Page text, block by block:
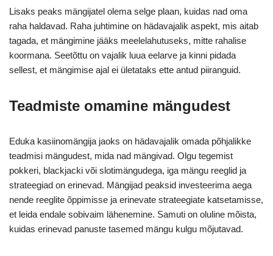
Lisaks peaks mängijatel olema selge plaan, kuidas nad oma
raha haldavad. Raha juhtimine on hädavajalik aspekt, mis aitab
tagada, et mängimine jääks meelelahutuseks, mitte rahalise
koormana. Seetõttu on vajalik luua eelarve ja kinni pidada
sellest, et mängimise ajal ei ületataks ette antud piiranguid.
Teadmiste omamine mängudest
Eduka kasiinomängija jaoks on hädavajalik omada põhjalikke
teadmisi mängudest, mida nad mängivad. Olgu tegemist
pokkeri, blackjacki või slotimängudega, iga mängu reeglid ja
strateegiad on erinevad. Mängijad peaksid investeerima aega
nende reeglite õppimisse ja erinevate strateegiate katsetamisse,
et leida endale sobivaim lähenemine. Samuti on oluline mõista,
kuidas erinevad panuste tasemed mängu kulgu mõjutavad.